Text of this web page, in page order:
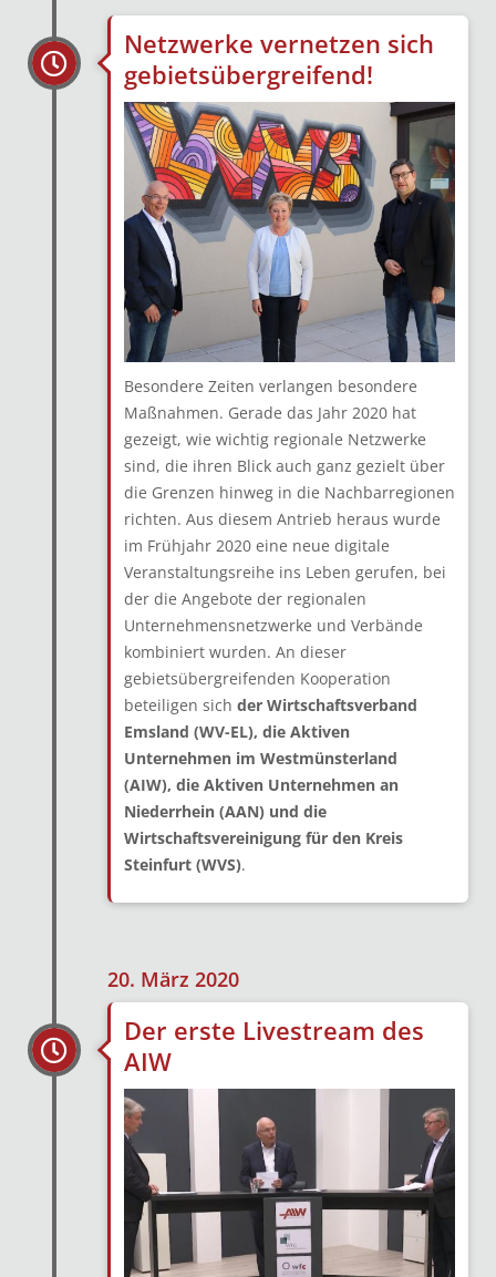
Netzwerke vernetzen sich
gebietsübergreifend!
Besondere Zeiten verlangen besondere
Maßnahmen. Gerade das Jahr 2020 hat
gezeigt, wie wichtig regionale Netzwerke
sind, die ihren Blick auch ganz gezielt über
die Grenzen hinweg in die Nachbarregionen
richten. Aus diesem Antrieb heraus wurde
im Frühjahr 2020 eine neue digitale
Veranstaltungsreihe ins Leben gerufen, bei
der die Angebote der regionalen
Unternehmensnetzwerke und Verbände
kombiniert wurden. An dieser
gebietsübergreifenden Kooperation
beteiligen sich der Wirtschaftsverband
Emsland (WV-EL), die Aktiven
Unternehmen im Westmünsterland
(AIW), die Aktiven Unternehmen an
Niederrhein (AAN) und die
Wirtschaftsvereinigung für den Kreis
Steinfurt (WVS).
20. März 2020
Der erste Livestream des
AIW